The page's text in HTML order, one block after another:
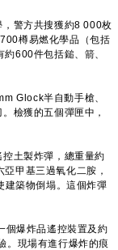
，警方共搜獲約8 000枚
樽易燃化學品（包括
600件包括鎚、箭、
Glock半自動手槍、
檢獲的五個彈匣中，
控土製炸彈，總重量約
甲基三過氧化二胺，
建築物倒塌。這個炸彈
個爆炸品遙控裝置及約
。現場有進行爆炸的痕